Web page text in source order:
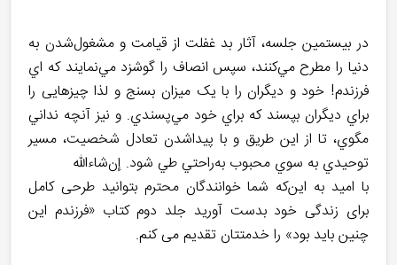
در بيستمين جلسه، آثار بد غفلت از قيامت و مشغول‌شدن به
دنيا را مطرح مي‌کنند، سپس انصاف را گوشزد مي‌نمايند که اي
فرزندم! خود و ديگران را با يک ميزان بسنج و لذا چیزهایی را
براي ديگران بپسند که براي خود مي‌پسندي. و نيز آنچه نداني
مگوي، تا از اين طريق و با پيداشدن تعادل شخصيت، مسير
توحيدي به سوي محبوب به‌راحتي طي شود. إن‌شاءالله
با امید به این‌که شما خوانندگان محترم بتوانید طرحی کامل
برای زندگی خود بدست آورید جلد دوم کتاب «فرزندم اين
چنين بايد بود» را خدمتتان تقدیم می کنم.